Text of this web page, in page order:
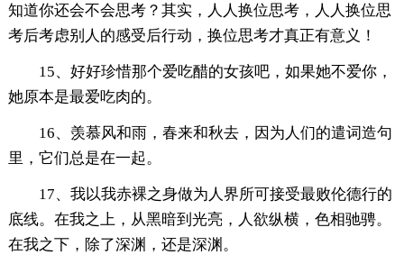
知道你还会不会思考？其实，人人换位思考，人人换位思
考后考虑别人的感受后行动，换位思考才真正有意义！
15、好好珍惜那个爱吃醋的女孩吧，如果她不爱你，
她原本是最爱吃肉的。
16、羡慕风和雨，春来和秋去，因为人们的遣词造句
里，它们总是在一起。
17、我以我赤裸之身做为人界所可接受最败伦德行的
底线。在我之上，从黑暗到光亮，人欲纵横，色相驰骋。
在我之下，除了深渊，还是深渊。